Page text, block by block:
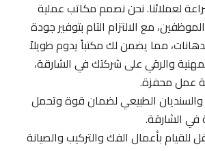
لعملائنا. نحن نصمم مكاتب عملية
مع الالتزام التام بتوفير جودة
مما يضمن لك مكتباً يدوم طويلاً
والرقي على شركتك في الشارقة،
محفزة.
الطبيعي لضمان قوة وتحمل
الشارقة.
بأعمال الفك والتركيب والصيانة